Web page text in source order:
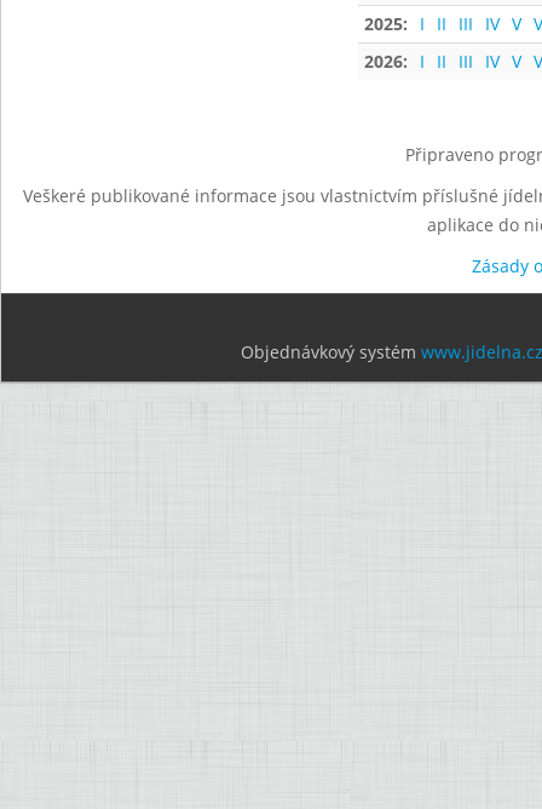
2025:
I II III IV V
2026:
I II III IV V
Připraveno
Veškeré publikované informace jsou vlastnictvím příslušné
aplikace do
Zásady
Objednávkový systém www.jidelna.cz